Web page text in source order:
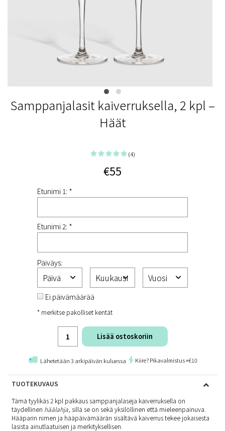
Samppanjalasit kaiverruksella, 2 kpl –
Häät
(4)
€55
Etunimi 1: *
Etunimi 2: *
Päiväys:
Ei päivämäärää
* merkitse pakolliset kentät
Lisää ostoskoriin
Lähetetään 3 arkipäivän kuluessa Kiire? Pikavalmistus +€10
TUOTEKUVAUS
Tämä tyylikäs 2 kpl pakkaus samppanjalaseja kaiverruksella on
täydellinen häälahja , sillä se on sekä yksilöllinen että mieleenpainuva.
Hääparin nimen ja hääpäivämäärän sisältävä kaiverrus tekee jokaisesta
lasista ainutlaatuisen ja merkityksellisen.